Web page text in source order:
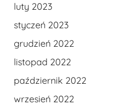
luty 2023
styczeń 2023
grudzień 2022
listopad 2022
październik 2022
wrzesień 2022